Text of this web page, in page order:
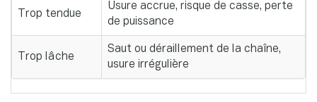
Trop tendue
Usure accrue, risque de casse, perte
de puissance
Trop lâche
Saut ou déraillement de la chaîne,
usure irrégulière